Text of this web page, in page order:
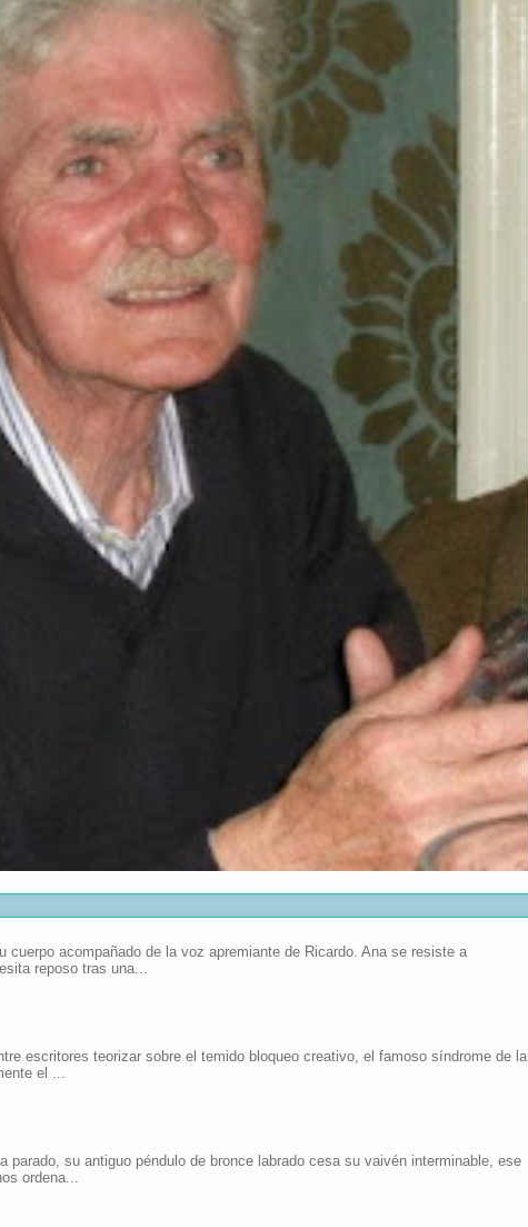
acompañado de la voz apremiante de Ricardo. Ana se resiste a
reposo tras una...
escritores teorizar sobre el temido bloqueo creativo, el famoso síndrome de la
el ...
parado, su antiguo péndulo de bronce labrado cesa su vaivén interminable, ese
ordena...